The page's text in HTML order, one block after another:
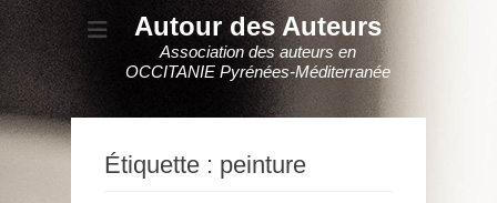
Autour des Auteurs
Association des auteurs en
OCCITANIE Pyrénées-Méditerranée
Étiquette : peinture